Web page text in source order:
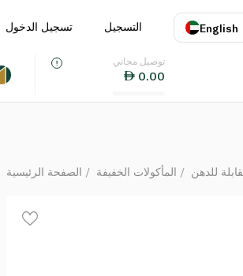
English
اللغة
التسجيل تسجيل الدخول
توصيل مجاني
0.00
الصفحة الرئيسية المأكولات الخفيفة للدهن